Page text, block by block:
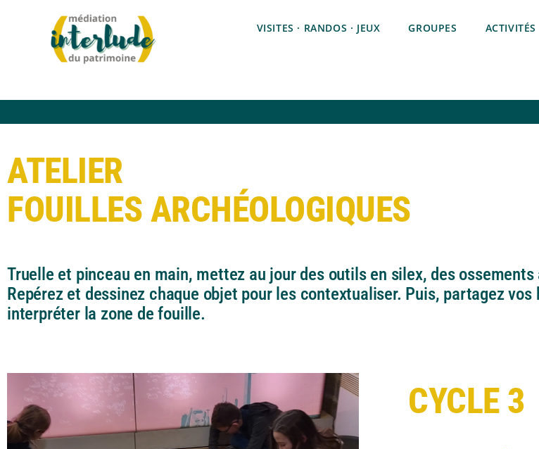
VISITES · RANDOS · JEUX GROUPES
ATELIER
FOUILLES ARCHÉOLOGIQUES
Truelle et pinceau en main, mettez au jour des outils en silex, des
Repérez et dessinez chaque objet pour les contextualiser. Puis, partagez
interpréter la zone de fouille.
CYCLE 3